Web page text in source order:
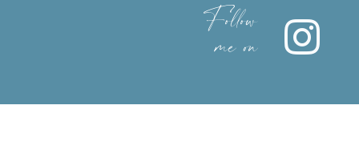
Follow
me on